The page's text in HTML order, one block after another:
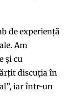
de experiență
Am
și cu
discuția în
iar într-un